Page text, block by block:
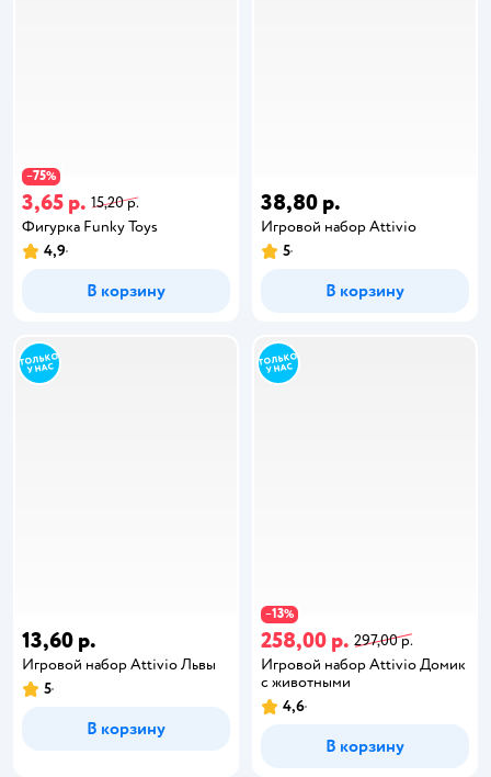
−75%
3,65 р. 15,20 р.
Фигурка Funky Toys
4,9
В корзину
38,80 р.
Игровой набор Attivio
5
В корзину
13,60 р.
Игровой набор Attivio Львы
5
В корзину
−13%
258,00 р. 297,00 р.
Игровой набор Attivio Домик
с животными
4,6
В корзину